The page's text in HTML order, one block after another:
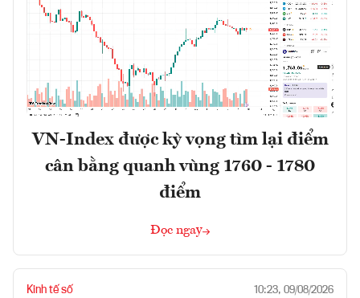
VN-Index được kỳ vọng tìm lại điểm
cân bằng quanh vùng 1760 - 1780
điểm
Đọc ngay
Kinh tế số 10:23, 09/08/2026